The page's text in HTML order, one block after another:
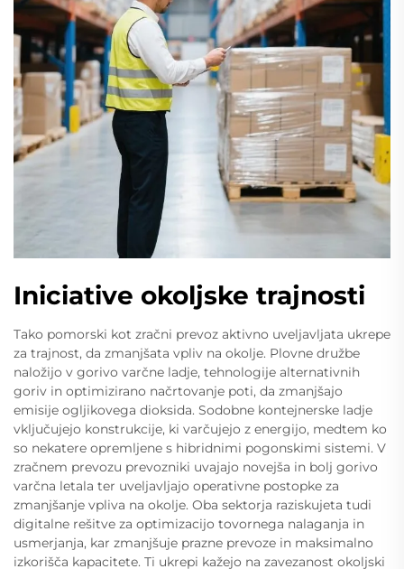
Iniciative okoljske trajnosti
Tako pomorski kot zračni prevoz aktivno uveljavljata ukrepe
za trajnost, da zmanjšata vpliv na okolje. Plovne družbe
naložijo v gorivo varčne ladje, tehnologije alternativnih
goriv in optimizirano načrtovanje poti, da zmanjšajo
emisije ogljikovega dioksida. Sodobne kontejnerske ladje
vključujejo konstrukcije, ki varčujejo z energijo, medtem ko
so nekatere opremljene s hibridnimi pogonskimi sistemi. V
zračnem prevozu prevozniki uvajajo novejša in bolj gorivo
varčna letala ter uveljavljajo operativne postopke za
zmanjšanje vpliva na okolje. Oba sektorja raziskujeta tudi
digitalne rešitve za optimizacijo tovornega nalaganja in
usmerjanja, kar zmanjšuje prazne prevoze in maksimalno
izkorišča kapacitete. Ti ukrepi kažejo na zavezanost okoljski